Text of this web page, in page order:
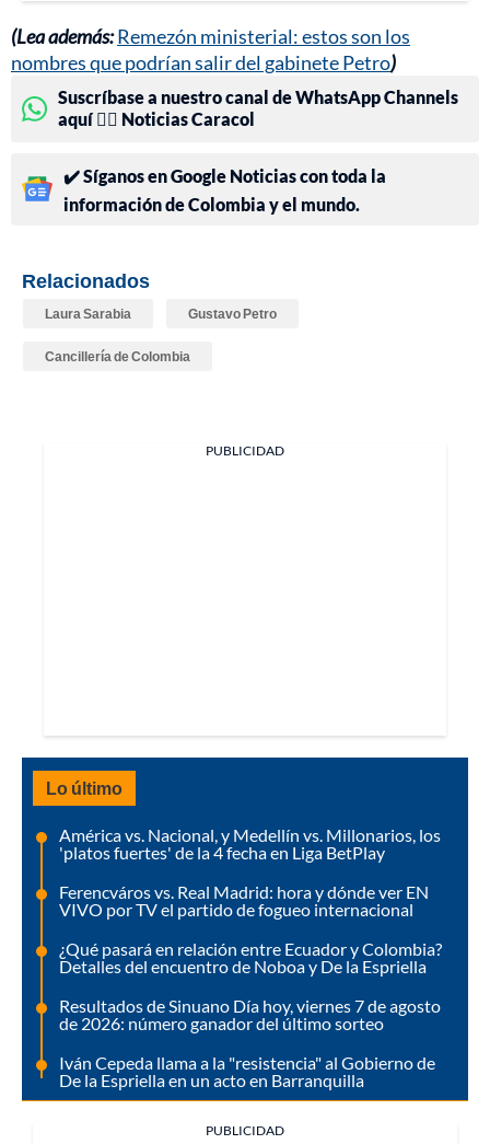
(Lea además:Remezón ministerial: estos son los
nombres que podrían salir del gabinete Petro)
Suscríbase a nuestro canal de WhatsApp Channels
aquí 👉🏻 Noticias Caracol
✔️ Síganos en Google Noticias con toda la
información de Colombia y el mundo.
Relacionados
Laura Sarabia Gustavo Petro
Cancillería de Colombia
PUBLICIDAD
Lo último
América vs. Nacional, y Medellín vs. Millonarios, los
'platos fuertes' de la 4 fecha en Liga BetPlay
Ferencváros vs. Real Madrid: hora y dónde ver EN
VIVO por TV el partido de fogueo internacional
¿Qué pasará en relación entre Ecuador y Colombia?
Detalles del encuentro de Noboa y De la Espriella
Resultados de Sinuano Día hoy, viernes 7 de agosto
de 2026: número ganador del último sorteo
Iván Cepeda llama a la "resistencia" al Gobierno de
De la Espriella en un acto en Barranquilla
PUBLICIDAD